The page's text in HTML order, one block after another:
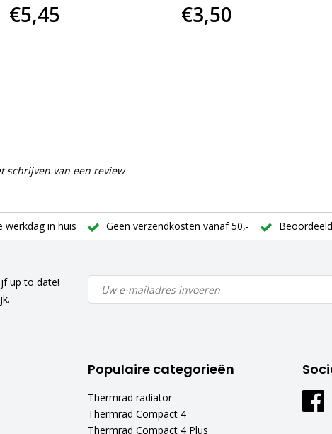
€5,45 €3,50
schrijven van een review
werkdag in huis Geen verzendkosten vanaf 50,-
up to date!
Populaire categorieën
Thermrad radiator
Thermrad Compact 4
Thermrad Compact 4 Plus